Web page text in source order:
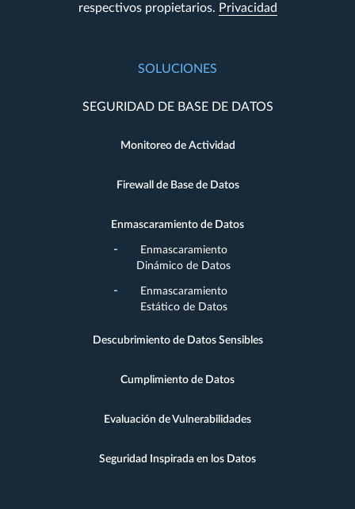
respectivos propietarios. Privacidad
SOLUCIONES
SEGURIDAD DE BASE DE DATOS
Monitoreo de Actividad
Firewall de Base de Datos
Enmascaramiento de Datos
Enmascaramiento
Dinámico de Datos
Enmascaramiento
Estático de Datos
Descubrimiento de Datos Sensibles
Cumplimiento de Datos
Evaluación de Vulnerabilidades
Seguridad Inspirada en los Datos